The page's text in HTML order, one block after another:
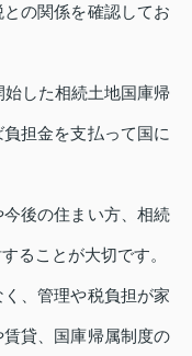
の関係を確認してお
した相続土地国庫帰
担金を支払って国に
後の住まい方、相続
ることが大切です。
、管理や税負担が家
貸、国庫帰属制度の